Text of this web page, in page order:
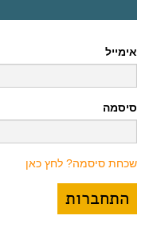
אימייל
סיסמה
שכחת סיסמה? לחץ כאן